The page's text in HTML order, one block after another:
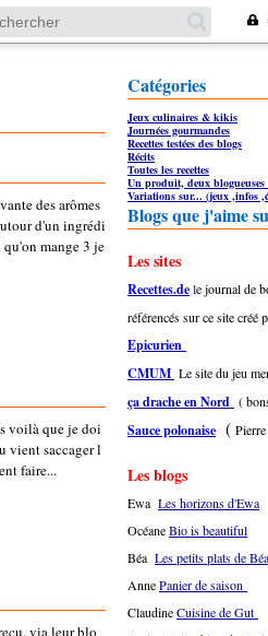
des arômes
d'un ingrédi
mange 3 je
voilà que je doi
vient saccager l
faire...
via leur blo
Catégories
Jeux culinaires & kikis
Journées gourmandes
Recettes testées des blogs
Récits
Toutes les recettes
Un produit, deux blogueuses
Variations sur... (jeux ,infos
Blogs que j'aime
Les sites
Recettes.dele journal de
référencés sur ce site créé
Epicurien
CMUM Le site du jeu
ça drache en Nord (
Sauce polonaise (
Les blogs
Ewa Les horizons d'Ewa
OcéaneBio is beautiful
Béa Les petits plats de Béa
AnnePanier de saison
ClaudineCuisine de Gut